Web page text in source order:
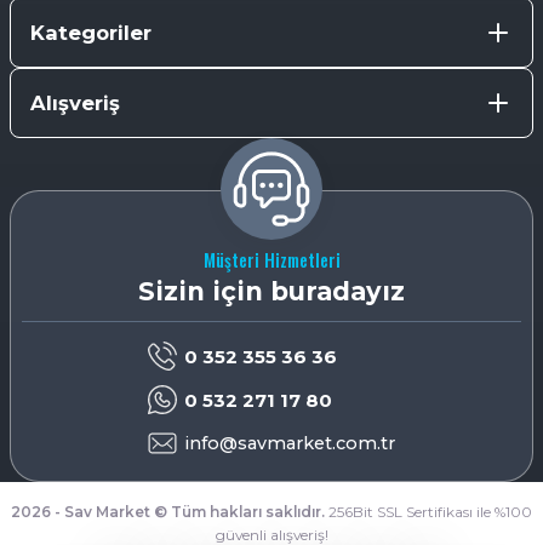
Kategoriler
Alışveriş
Müşteri Hizmetleri
Sizin için buradayız
0 352 355 36 36
0 532 271 17 80
info@savmarket.com.tr
2026 - Sav Market © Tüm hakları saklıdır. 256Bit SSL Sertifikası ile %100
güvenli alışveriş!